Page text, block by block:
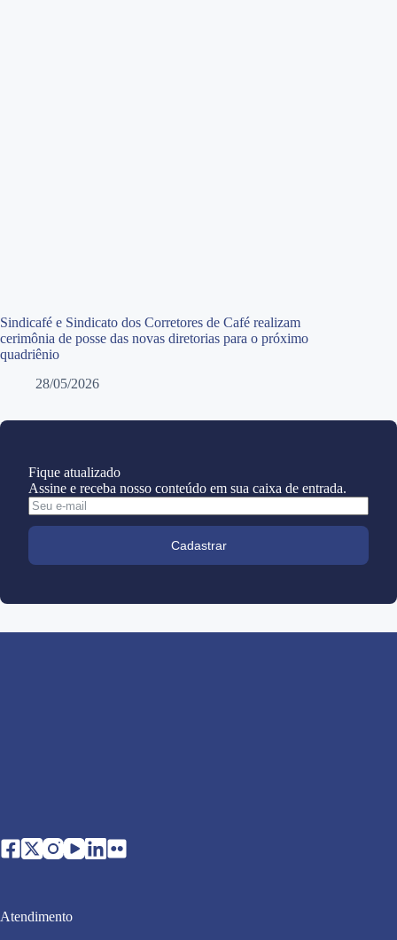
Sindicafé e Sindicato dos Corretores de Café realizam
cerimônia de posse das novas diretorias para o próximo
quadriênio
28/05/2026
Fique atualizado
Assine e receba nosso conteúdo em sua caixa de entrada.
Cadastrar
Atendimento